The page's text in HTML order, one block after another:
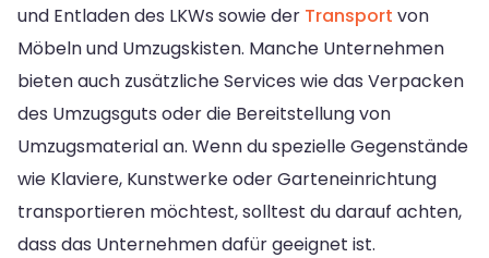
und Entladen des LKWs sowie der Transport von
Möbeln und Umzugskisten. Manche Unternehmen
bieten auch zusätzliche Services wie das Verpacken
des Umzugsguts oder die Bereitstellung von
Umzugsmaterial an. Wenn du spezielle Gegenstände
wie Klaviere, Kunstwerke oder Garteneinrichtung
transportieren möchtest, solltest du darauf achten,
dass das Unternehmen dafür geeignet ist.